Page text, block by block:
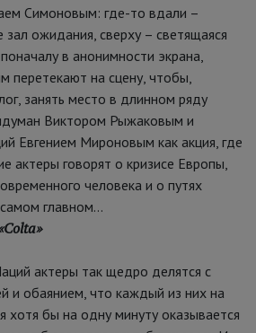
Симоновым: где-то вдали –
ожидания, сверху – светящаяся
в анонимности экрана,
перетекают на сцену, чтобы,
занять место в длинном ряду
Виктором Рыжаковым и
Евгением Мироновым как акция, где
актеры говорят о кризисе Европы,
человека и о путях
главном…
актеры так щедро делятся с
и обаянием, что каждый из них на
хотя бы на одну минуту оказывается